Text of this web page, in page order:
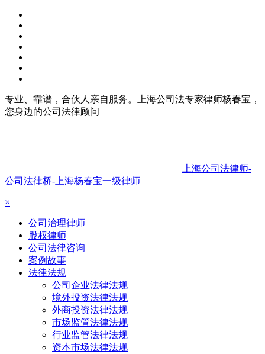
专业、靠谱，合伙人亲自服务。上海公司法专家律师杨春宝，
您身边的公司法律顾问
上海公司法律师-
公司法律桥-上海杨春宝一级律师
×
公司治理律师
股权律师
公司法律咨询
案例故事
法律法规
公司企业法律法规
境外投资法律法规
外商投资法律法规
市场监管法律法规
行业监管法律法规
资本市场法律法规